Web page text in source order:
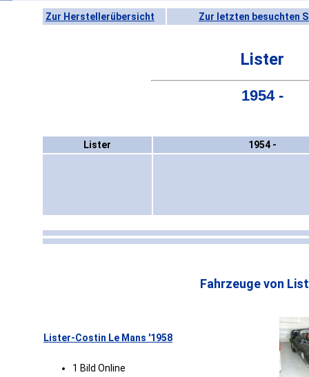
Zur Herstellerübersicht Zur letzten besuchten
Lister
1954 -
Lister 1954 -
Fahrzeuge von
Lister-Costin Le Mans '1958
1 Bild Online